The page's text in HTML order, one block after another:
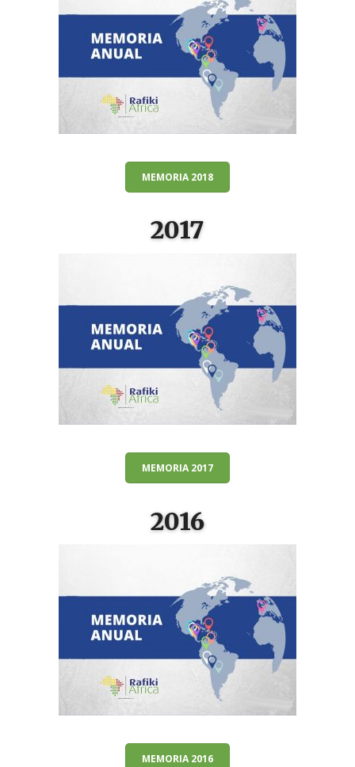
MEMORIA 2018
2017
MEMORIA 2017
2016
MEMORIA 2016